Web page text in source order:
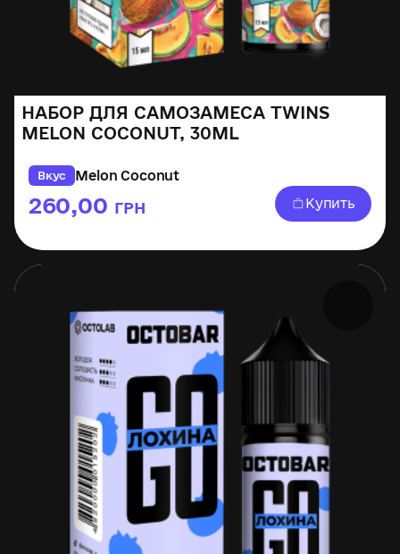
НАБОР ДЛЯ САМОЗАМЕСА TWINS
MELON COCONUT, 30ML
Вкус Melon Coconut
260,00 ГРН Купить